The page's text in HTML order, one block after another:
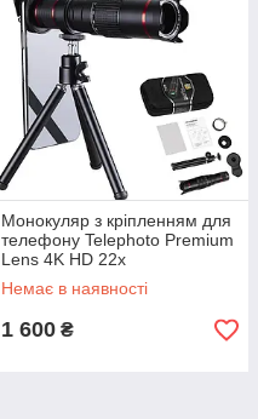
Монокуляр з кріпленням для
телефону Telephoto Premium
Lens 4K HD 22x
Немає в наявності
1 600 ₴